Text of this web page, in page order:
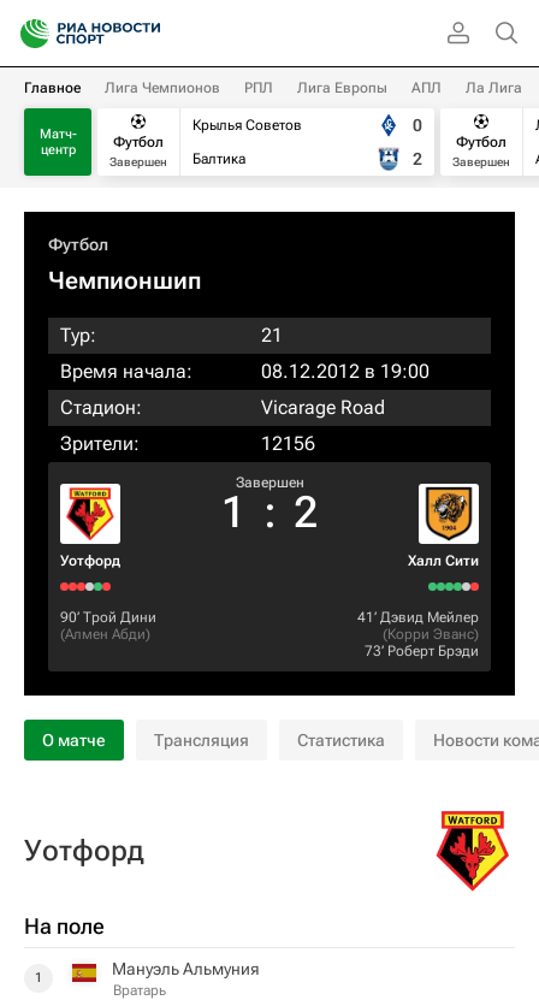
Главное Лига Чемпионов РПЛ Лига Европы АПЛ Ла Лига
Матч-
центр
Футбол
Завершен
Крылья Советов
Балтика
0
2
Футбол
Завершен
Футбол
Чемпионшип
Тур:
21
Время начала:
08.12.2012 в 19:00
Стадион:
Vicarage Road
Зрители:
12156
Уотфорд
Завершен
1 : 2
Халл Сити
90‎’‎ Трой Дини
(Алмен Абди)
41‎’‎ Дэвид Мейлер
(Корри Эванс)
73‎’‎ Роберт Брэди
О матче Трансляция Статистика Новости
Уотфорд
На поле
1 Мануэль Альмуния
Вратарь